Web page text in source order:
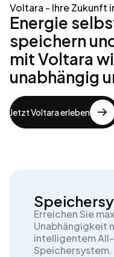
Voltara - Ihre Zukunft
Energie
speichern
mit Voltara
unabhängig
Jetzt Voltara erleben
Erreichen Sie
Unabhängigkeit
intelligentem
Speichersystem.